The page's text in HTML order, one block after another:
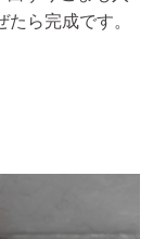
ら完成です。